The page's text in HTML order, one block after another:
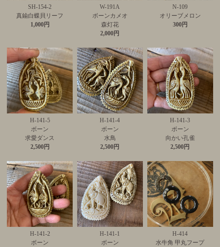
SH-154-2
真鍮白蝶貝リーフ
1,000円
W-191A
ボーンカメオ
森灯花
2,000円
N-109
オリーブメロン
300円
H-141-5
ボーン
求愛ダンス
2,500円
H-141-4
ボーン
水鳥
2,500円
H-141-3
ボーン
向かい孔雀
2,500円
H-141-2
ボーン
H-141-1
ボーン
H-414
水牛角 甲丸フープ